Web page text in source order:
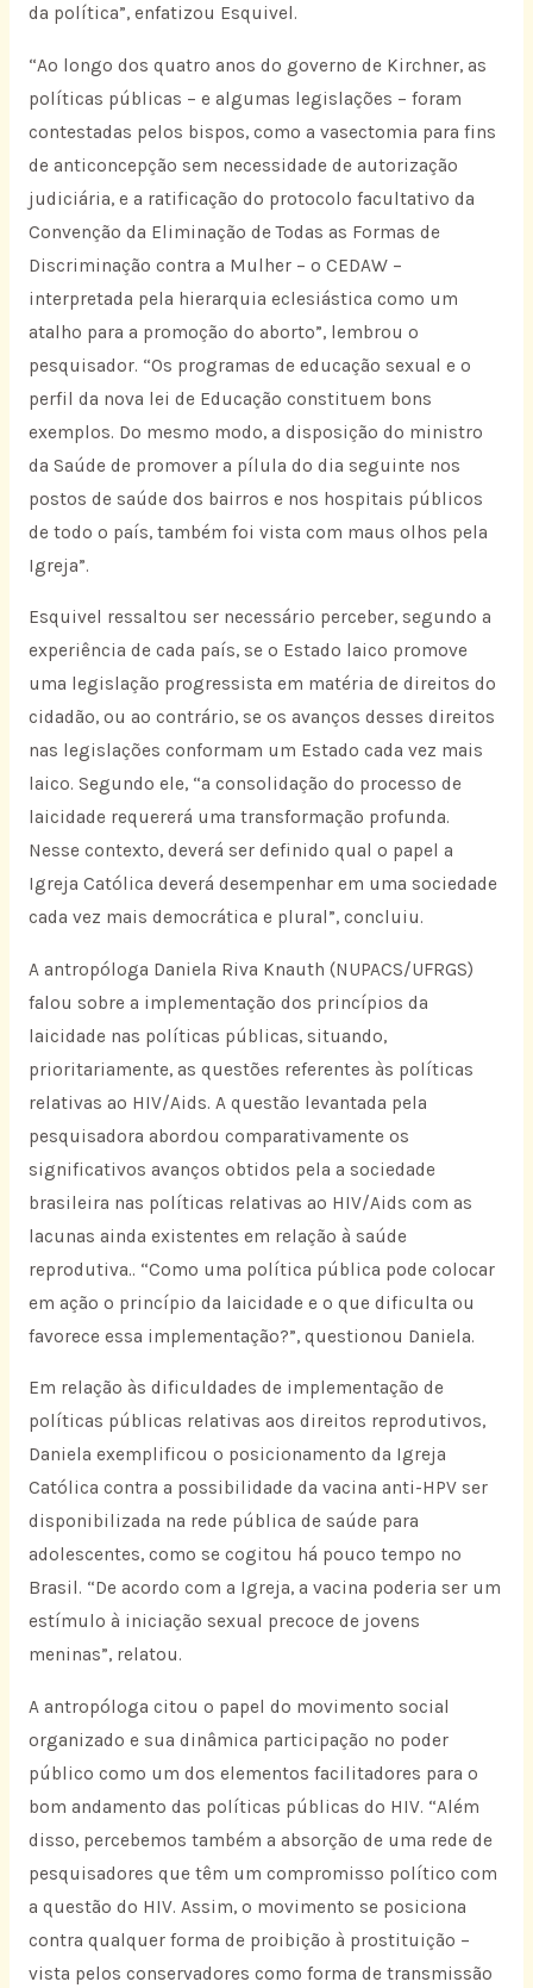
da política”, enfatizou Esquivel.
“Ao longo dos quatro anos do governo de Kirchner, as
políticas públicas – e algumas legislações – foram
contestadas pelos bispos, como a vasectomia para fins
de anticoncepção sem necessidade de autorização
judiciária, e a ratificação do protocolo facultativo da
Convenção da Eliminação de Todas as Formas de
Discriminação contra a Mulher – o CEDAW –
interpretada pela hierarquia eclesiástica como um
atalho para a promoção do aborto”, lembrou o
pesquisador. “Os programas de educação sexual e o
perfil da nova lei de Educação constituem bons
exemplos. Do mesmo modo, a disposição do ministro
da Saúde de promover a pílula do dia seguinte nos
postos de saúde dos bairros e nos hospitais públicos
de todo o país, também foi vista com maus olhos pela
Igreja”.
Esquivel ressaltou ser necessário perceber, segundo a
experiência de cada país, se o Estado laico promove
uma legislação progressista em matéria de direitos do
cidadão, ou ao contrário, se os avanços desses direitos
nas legislações conformam um Estado cada vez mais
laico. Segundo ele, “a consolidação do processo de
laicidade requererá uma transformação profunda.
Nesse contexto, deverá ser definido qual o papel a
Igreja Católica deverá desempenhar em uma sociedade
cada vez mais democrática e plural”, concluiu.
A antropóloga Daniela Riva Knauth (NUPACS/UFRGS)
falou sobre a implementação dos princípios da
laicidade nas políticas públicas, situando,
prioritariamente, as questões referentes às políticas
relativas ao HIV/Aids. A questão levantada pela
pesquisadora abordou comparativamente os
significativos avanços obtidos pela a sociedade
brasileira nas políticas relativas ao HIV/Aids com as
lacunas ainda existentes em relação à saúde
reprodutiva.. “Como uma política pública pode colocar
em ação o princípio da laicidade e o que dificulta ou
favorece essa implementação?”, questionou Daniela.
Em relação às dificuldades de implementação de
políticas públicas relativas aos direitos reprodutivos,
Daniela exemplificou o posicionamento da Igreja
Católica contra a possibilidade da vacina anti-HPV ser
disponibilizada na rede pública de saúde para
adolescentes, como se cogitou há pouco tempo no
Brasil. “De acordo com a Igreja, a vacina poderia ser um
estímulo à iniciação sexual precoce de jovens
meninas”, relatou.
A antropóloga citou o papel do movimento social
organizado e sua dinâmica participação no poder
público como um dos elementos facilitadores para o
bom andamento das políticas públicas do HIV. “Além
disso, percebemos também a absorção de uma rede de
pesquisadores que têm um compromisso político com
a questão do HIV. Assim, o movimento se posiciona
contra qualquer forma de proibição à prostituição –
vista pelos conservadores como forma de transmissão